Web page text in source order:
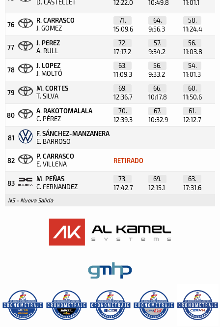
D. CASTELLET
12:22.0
10:49.8
11:01.1
76
R. CARRASCO
J. GOMEZ
71.
15:09.6
64.
9:56.3
58.
11:24.4
77
J. PEREZ
A. RULL
72.
17:17.2
57.
9:34.2
56.
11:03.8
78
J. LOPEZ
J. MOLTÓ
63.
11:09.3
56.
9:33.2
54.
11:01.3
79
M. CORTES
T. SILVA
69.
12:36.7
66.
10:17.8
60.
11:50.6
80
A. RAKOTOMALALA
C. PÉREZ
70.
12:39.3
67.
10:32.9
61.
12:12.7
81
F. SÁNCHEZ-MANZANERA
E. BARROSO
82
P. CARRASCO
E. VILLENA RETIRADO
83
M. PEÑAS
C. FERNANDEZ
73.
17:42.7
69.
12:15.1
63.
17:31.6
NS - Nueva Salida